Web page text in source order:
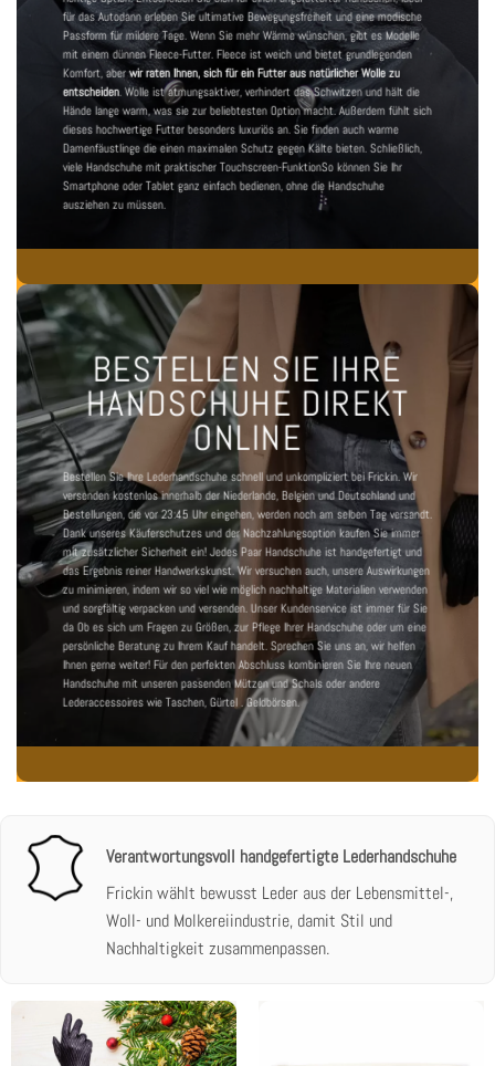
für das Autodann erleben Sie ultimative Bewegungsfreiheit und eine modische
Passform für mildere Tage. Wenn Sie mehr Wärme wünschen, gibt es Modelle
mit einem dünnen Fleece-Futter. Fleece ist weich und bietet grundlegenden
Komfort, aberwir raten Ihnen, sich für ein Futter aus natürlicher Wolle zu
entscheiden. Wolle ist atmungsaktiver, verhindert das Schwitzen und hält die
Hände lange warm, was sie zur beliebtesten Option macht. Außerdem fühlt sich
dieses hochwertige Futter besonders luxuriös an. Sie finden auch warme
Damenfäustlingedie einen maximalen Schutz gegen Kälte bieten. Schließlich,
viele Handschuhe mit praktischer Touchscreen-FunktionSo können Sie Ihr
Smartphone oder Tablet ganz einfach bedienen, ohne die Handschuhe
ausziehen zu müssen.
BESTELLEN SIE IHRE
HANDSCHUHE DIREKT
ONLINE
Bestellen Sie Ihre Lederhandschuhe schnell und unkompliziert bei Frickin. Wir
versenden kostenlos innerhalb der Niederlande, Belgien und Deutschland und
Bestellungen, die vor 23:45 Uhr eingehen, werden noch am selben Tag versandt.
Dank unseres Käuferschutzes und der Nachzahlungsoption kaufen Sie immer
mit zusätzlicher Sicherheit ein! Jedes Paar Handschuhe ist handgefertigt und
das Ergebnis reiner Handwerkskunst. Wir versuchen auch, unsere Auswirkungen
zu minimieren, indem wir so viel wie möglich nachhaltige Materialien verwenden
und sorgfältig verpacken und versenden. Unser Kundenservice ist immer für Sie
daOb es sich um Fragen zu Größen, zur Pflege Ihrer Handschuhe oder um eine
persönliche Beratung zu Ihrem Kauf handelt. Sprechen Sie uns an, wir helfen
Ihnen gerne weiter! Für den perfekten Abschluss kombinieren Sie Ihre neuen
Handschuhe mit unseren passenden Mützen und Schalsoder andere
Lederaccessoires wie Taschen, Gürtel. Geldbörsen.
Verantwortungsvoll handgefertigte Lederhandschuhe
Frickin wählt bewusst Leder aus der Lebensmittel-,
Woll- und Molkereiindustrie, damit Stil und
Nachhaltigkeit zusammenpassen.